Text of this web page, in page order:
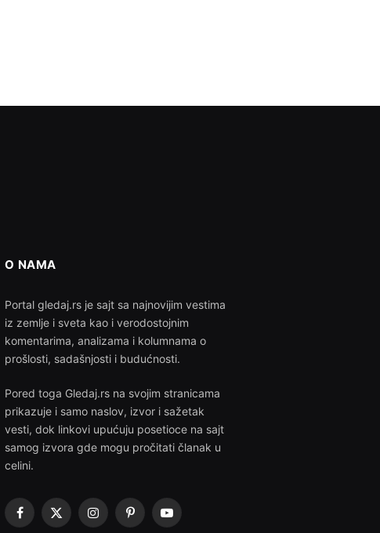
O NAMA
Portal gledaj.rs je sajt sa najnovijim vestima
iz zemlje i sveta kao i verodostojnim
komentarima, analizama i kolumnama o
prošlosti, sadašnjosti i budućnosti.
Pored toga Gledaj.rs na svojim stranicama
prikazuje i samo naslov, izvor i sažetak
vesti, dok linkovi upućuju posetioce na sajt
samog izvora gde mogu pročitati članak u
celini.
Facebook
X
InstagramPinterestYouTube